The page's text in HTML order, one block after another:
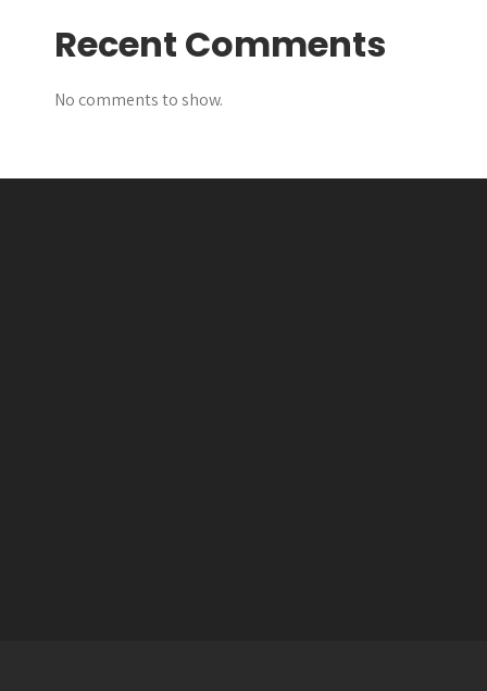
Recent Comments
No comments to show.